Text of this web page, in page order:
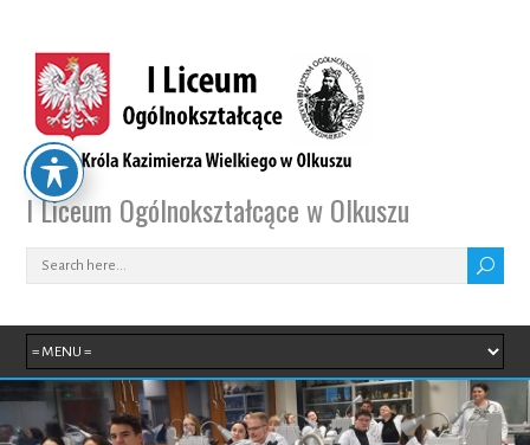
I Liceum Ogólnokształcące w Olkuszu